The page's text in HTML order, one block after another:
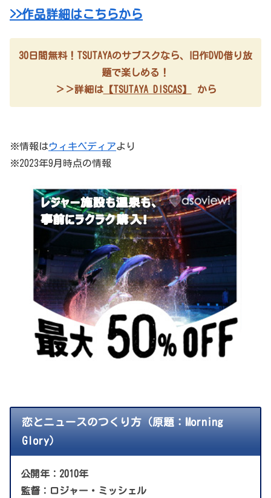
>>作品詳細はこちらから
30日間無料！TSUTAYAのサブスクなら、旧作DVD借り放
題で楽しめる！
＞＞詳細は【TSUTAYA DISCAS】 から
※情報はウィキペディアより
※2023年9月時点の情報
恋とニュースのつくり方（原題：Morning
Glory）
公開年：2010年
監督：ロジャー・ミッシェル